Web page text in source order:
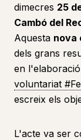
dimecres 25
Cambó del
Aquesta nova
dels grans
en
voluntariat
escreix els
L'acte va ser